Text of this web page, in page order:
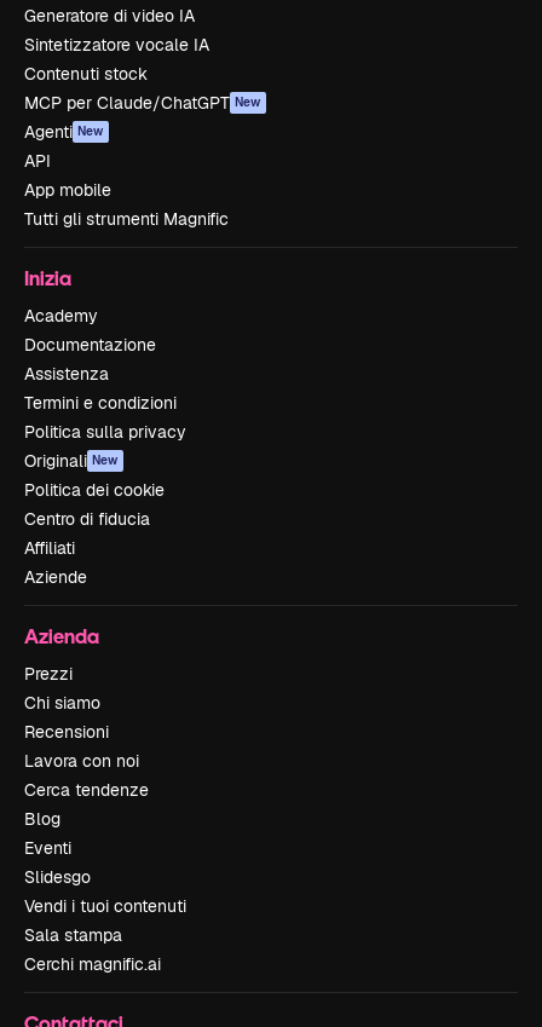
Generatore di video IA
Sintetizzatore vocale IA
Contenuti stock
MCP per Claude/ChatGPT New
Agenti New
API
App mobile
Tutti gli strumenti Magnific
Inizia
Academy
Documentazione
Assistenza
Termini e condizioni
Politica sulla privacy
Originali New
Politica dei cookie
Centro di fiducia
Affiliati
Aziende
Azienda
Prezzi
Chi siamo
Recensioni
Lavora con noi
Cerca tendenze
Blog
Eventi
Slidesgo
Vendi i tuoi contenuti
Sala stampa
Cerchi magnific.ai